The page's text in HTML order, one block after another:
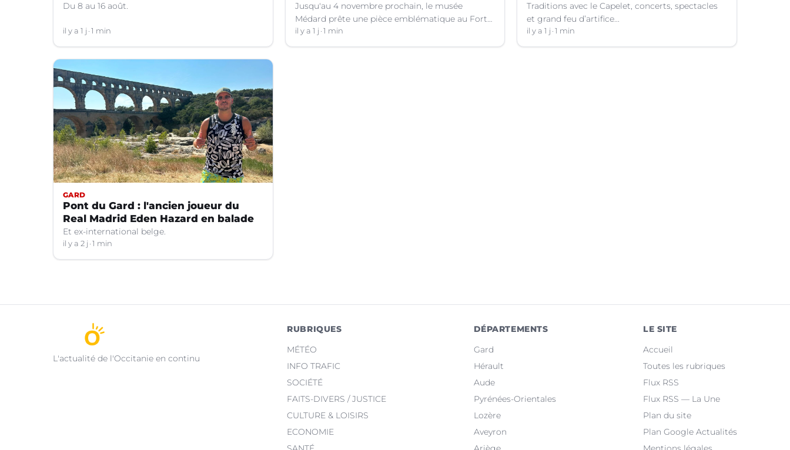
Du 8 au 16 août.
il y a 1 j 1 min
Jusqu'au 4 novembre prochain, le musée
Médard prête une pièce emblématique au Fort
Saint-André à Villeneuve-lez-Avignon (Gard).
il y a 1 j 1 min
Traditions avec le Capelet, concerts, spectacles
et grand feu d’artifice...
il y a 1 j 1 min
GARD
Pont du Gard : l'ancien joueur du
Real Madrid Eden Hazard en balade
Et ex-international belge.
il y a 2 j 1 min
L'actualité de l'Occitanie en continu
RUBRIQUES
MÉTÉO
INFO TRAFIC
SOCIÉTÉ
FAITS-DIVERS / JUSTICE
CULTURE & LOISIRS
ECONOMIE
DÉPARTEMENTS
Gard
Hérault
Aude
Pyrénées-Orientales
Lozère
Aveyron
LE SITE
Accueil
Toutes les rubriques
Flux RSS
Flux RSS — La Une
Plan du site
Plan Google Actualités